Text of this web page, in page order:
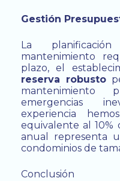
Gestión
La
mantenimiento
plazo, el
reserva robusto
mantenimiento
emergencias
experiencia
equivalente al 10%
anual representa
condominios de
Conclusión